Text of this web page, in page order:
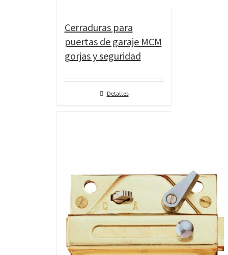
Cerraduras para
puertas de garaje MCM
gorjas y seguridad
Detalles